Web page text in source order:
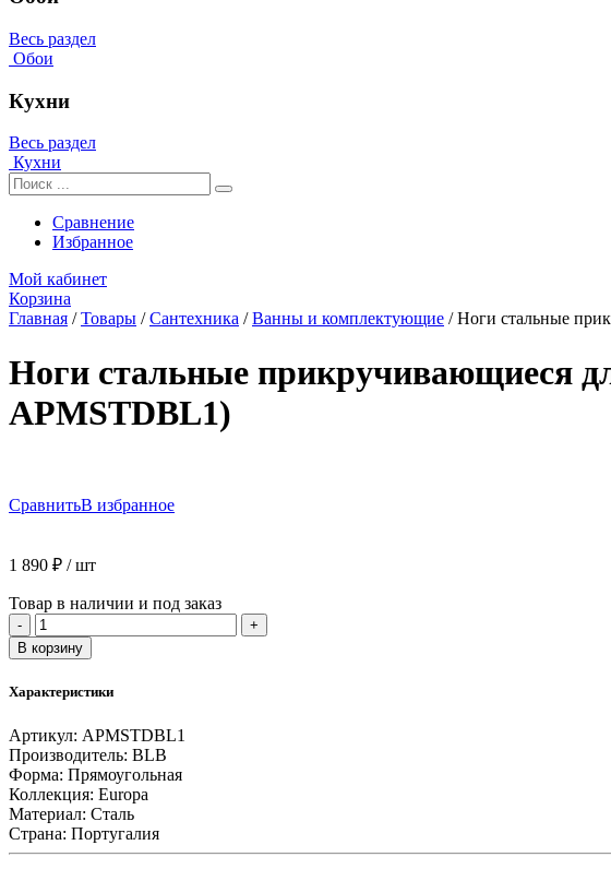
Весь раздел
Обои
Кухни
Весь раздел
Кухни
Сравнение
Избранное
Мой кабинет
Корзина
Главная /Товары /Сантехника /Ванны и комплектующие /Ноги стальные
Ноги стальные прикручивающиеся
APMSTDBL1)
СравнитьВ избранное
1 890 ₽ / шт
Товар в наличии и под заказ
-
Количество
товара
Ноги
прикручивающиеся
ванн
BLB
SG
"Europa",
Europa-
MINI
-без
+
В корзину
Характеристики
Артикул: APMSTDBL1
Производитель: BLB
Форма: Прямоугольная
Коллекция: Europa
Материал: Сталь
Страна: Португалия